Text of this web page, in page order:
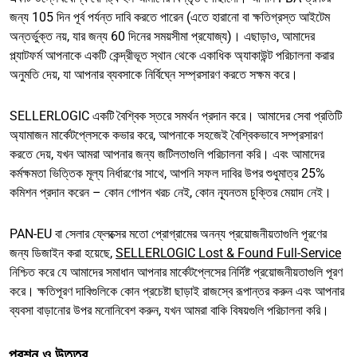
জন্য 105 দিন পূর্ব পর্যন্ত দাবি করতে পারেন (এতে হারানো বা ক্ষতিগ্রস্ত আইটেম
অন্তর্ভুক্ত নয়, যার জন্য 60 দিনের সময়সীমা প্রযোজ্য)। এছাড়াও, আমাদের
প্ল্যাটফর্ম আপনাকে একটি কেন্দ্রীভূত স্থান থেকে একাধিক অ্যাকাউন্ট পরিচালনা করার
অনুমতি দেয়, যা আপনার ব্যবসাকে নির্বিঘ্নে সম্প্রসারণ করতে সক্ষম করে।
SELLERLOGIC একটি বৈশ্বিক স্তরে সমর্থন প্রদান করে। আমাদের সেবা প্রতিটি
অ্যামাজন মার্কেটপ্লেসকে কভার করে, আপনাকে সহজেই বৈশ্বিকভাবে সম্প্রসারণ
করতে দেয়, যখন আমরা আপনার জন্য জটিলতাগুলি পরিচালনা করি। এবং আমাদের
কর্মক্ষমতা ভিত্তিক মূল্য নির্ধারণের সাথে, আপনি সফল দাবির উপর শুধুমাত্র 25%
কমিশন প্রদান করেন – কোন গোপন খরচ নেই, কোন ন্যূনতম চুক্তির মেয়াদ নেই।
PAN-EU বা সেলার ফ্লেক্সের মতো প্রোগ্রামের অনন্য প্রয়োজনীয়তাগুলি পূরণের
জন্য ডিজাইন করা হয়েছে, SELLERLOGIC Lost & Found Full-Service
নিশ্চিত করে যে আমাদের সমাধান আপনার মার্কেটপ্লেসের নির্দিষ্ট প্রয়োজনীয়তাগুলি পূরণ
করে। ক্ষতিপূরণ দাবিগুলিকে কোন প্রচেষ্টা ছাড়াই রাজস্বে রূপান্তর করুন এবং আপনার
ব্যবসা বাড়ানোর উপর মনোনিবেশ করুন, যখন আমরা বাকি বিষয়গুলি পরিচালনা করি।